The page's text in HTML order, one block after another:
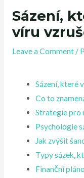
Sázení,
víru
Leave a Comment /
Sázení, které
Co to
Strategie pro
Psychologie
Jak zvýšit
Typy sázek,
Finanční